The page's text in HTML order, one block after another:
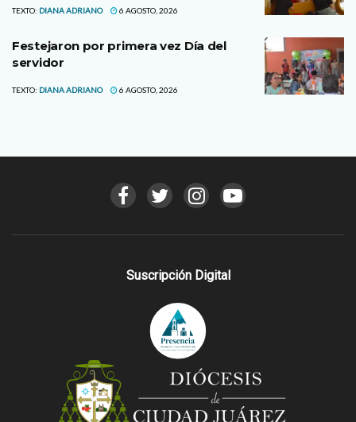
TEXTO: DIANA ADRIANO 6 AGOSTO, 2026
Festejaron por primera vez Día del
servidor
TEXTO: DIANA ADRIANO 6 AGOSTO, 2026
Suscripción Digital